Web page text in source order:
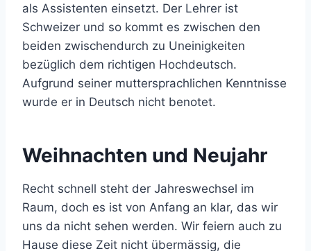
als Assistenten einsetzt. Der Lehrer ist
Schweizer und so kommt es zwischen den
beiden zwischendurch zu Uneinigkeiten
bezüglich dem richtigen Hochdeutsch.
Aufgrund seiner muttersprachlichen Kenntnisse
wurde er in Deutsch nicht benotet.
Weihnachten und Neujahr
Recht schnell steht der Jahreswechsel im
Raum, doch es ist von Anfang an klar, das wir
uns da nicht sehen werden. Wir feiern auch zu
Hause diese Zeit nicht übermässig, die